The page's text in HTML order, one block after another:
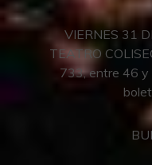
VIERNES 31
TEATRO
733, entre 46 y